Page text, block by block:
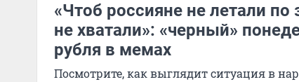
«Чтоб россияне не летали по
не хватали»: «черный»
рубля в мемах
Посмотрите, как выглядит ситуация в